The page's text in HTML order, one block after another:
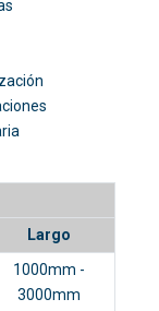
Largo
1000mm -
3000mm